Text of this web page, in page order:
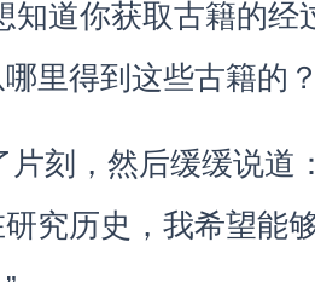
知道你获取古籍的经
里得到这些古籍的
片刻，然后缓缓说道
究历史，我希望能